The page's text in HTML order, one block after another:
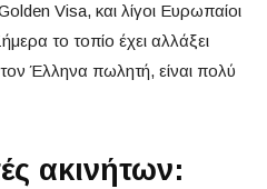
Visa, και λίγοι Ευρωπαίοι
το τοπίο έχει αλλάξει
Έλληνα πωλητή, είναι πολύ
ακινήτων: